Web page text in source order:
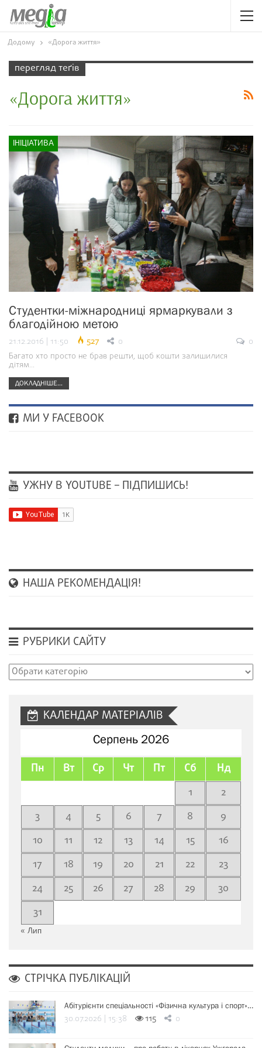
Додому «Дорога життя»
перегляд теґів
«Дорога життя»
ІНІЦІАТИВА
Студентки-міжнародниці ярмаркували з
благодійною метою
21.12.2016 | 11:50 527 0
0
Багато хто просто не брав решти, щоб кошти залишилися
дітям...
ДОКЛАДНІШЕ...
МИ У FACEBOOK
УЖНУ В YOUTUBE – ПІДПИШИСЬ!
НАША РЕКОМЕНДАЦІЯ!
РУБРИКИ САЙТУ
Рубрики
КАЛЕНДАР МАТЕРІАЛІВ
Серпень 2026
Пн Вт Ср Чт Пт Сб Нд
1
2
3
4 5 6 7 8
9
10
11 12 13 14 15
16
17
18 19 20 21 22
23
24
25 26 27 28 29
30
31
« Лип
СТРІЧКА ПУБЛІКАЦІЙ
Абітурієнти спеціальності «Фізична культура і спорт»…
30.07.2026 | 15:38 115 0